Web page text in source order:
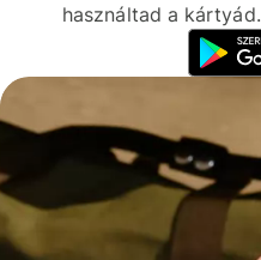
használtad a kártyád.